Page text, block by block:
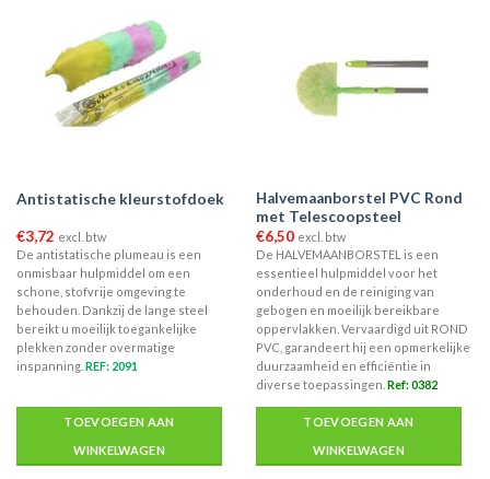
Antistatische kleurstofdoek
€3,72 excl. btw
De antistatische plumeau is een
onmisbaar hulpmiddel om een
schone, stofvrije omgeving te
behouden. Dankzij de lange steel
bereikt u moeilijk toegankelijke
plekken zonder overmatige
inspanning. REF: 2091
TOEVOEGEN AAN
WINKELWAGEN
Halvemaanborstel PVC Rond
met Telescoopsteel
€6,50 excl. btw
De HALVEMAANBORSTEL is een
essentieel hulpmiddel voor het
onderhoud en de reiniging van
gebogen en moeilijk bereikbare
oppervlakken. Vervaardigd uit ROND
PVC, garandeert hij een opmerkelijke
duurzaamheid en efficiëntie in
diverse toepassingen. Ref: 0382
TOEVOEGEN AAN
WINKELWAGEN